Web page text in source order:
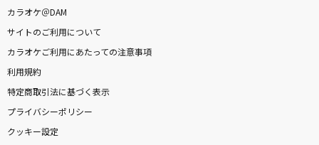
カラオケ＠DAM
サイトのご利用について
カラオケご利用にあたっての注意事項
利用規約
特定商取引法に基づく表示
プライバシーポリシー
クッキー設定